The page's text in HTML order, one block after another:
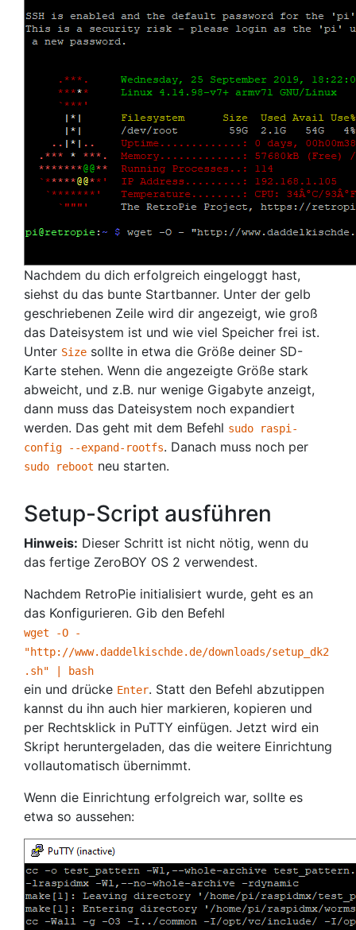
Nachdem du dich erfolgreich eingeloggt hast,
siehst du das bunte Startbanner. Unter der gelb
geschriebenen Zeile wird dir angezeigt, wie groß
das Dateisystem ist und wie viel Speicher frei ist.
Unter Size sollte in etwa die Größe deiner SD-
Karte stehen. Wenn die angezeigte Größe stark
abweicht, und z.B. nur wenige Gigabyte anzeigt,
dann muss das Dateisystem noch expandiert
werden. Das geht mit dem Befehl sudo raspi-
config --expand-rootfs. Danach muss noch per
sudo reboot neu starten.
Setup-Script ausführen
Hinweis: Dieser Schritt ist nicht nötig, wenn du
das fertige ZeroBOY OS 2 verwendest.
Nachdem RetroPie initialisiert wurde, geht es an
das Konfigurieren. Gib den Befehl
wget -O -
"http://www.daddelkischde.de/downloads/setup_dk2
.sh" | bash
ein und drücke Enter. Statt den Befehl abzutippen
kannst du ihn auch hier markieren, kopieren und
per Rechtsklick in PuTTY einfügen. Jetzt wird ein
Skript heruntergeladen, das die weitere Einrichtung
vollautomatisch übernimmt.
Wenn die Einrichtung erfolgreich war, sollte es
etwa so aussehen: